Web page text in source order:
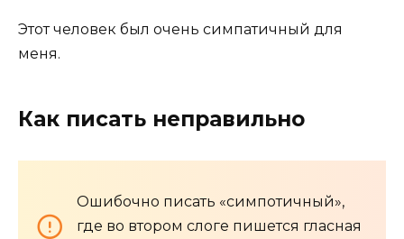
Этот человек был очень симпатичный для
меня.
Как писать неправильно
Ошибочно писать «симпотичный»,
где во втором слоге пишется гласная